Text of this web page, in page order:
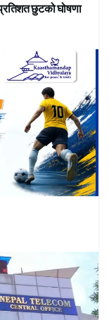
छुटको घोषणा